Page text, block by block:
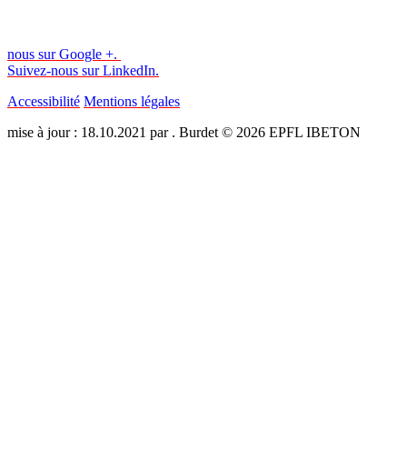
nous sur Google +.
Suivez-nous sur LinkedIn.
Accessibilité Mentions légales
mise à jour : 18.10.2021 par . Burdet © 2026 EPFL IBETON